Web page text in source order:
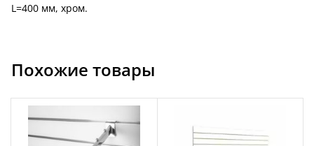
L=400 мм, хром.
Похожие товары